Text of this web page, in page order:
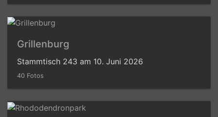
Grillenburg
Stammtisch 243 am 10. Juni 2026
40 Fotos